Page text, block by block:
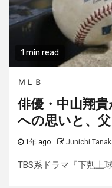
1 min read
ＭＬＢ
俳優・中山翔貴
への思いと、
1年 ago Junichi
TBS系ドラマ『下剋上